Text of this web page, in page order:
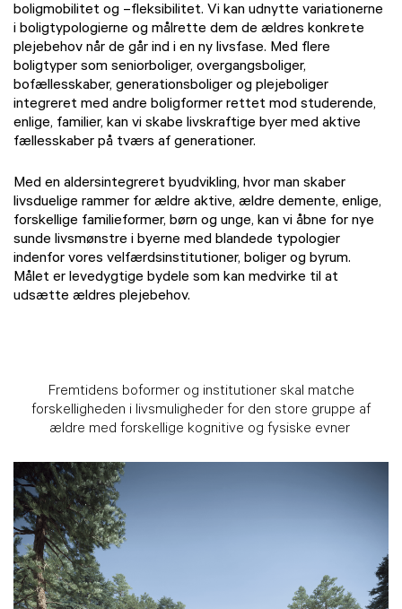
boligmobilitet og –fleksibilitet. Vi kan udnytte variationerne
i boligtypologierne og målrette dem de ældres konkrete
plejebehov når de går ind i en ny livsfase. Med flere
boligtyper som seniorboliger, overgangsboliger,
bofællesskaber, generationsboliger og plejeboliger
integreret med andre boligformer rettet mod studerende,
enlige, familier, kan vi skabe livskraftige byer med aktive
fællesskaber på tværs af generationer.
Med en aldersintegreret byudvikling, hvor man skaber
livsduelige rammer for ældre aktive, ældre demente, enlige,
forskellige familieformer, børn og unge, kan vi åbne for nye
sunde livsmønstre i byerne med blandede typologier
indenfor vores velfærdsinstitutioner, boliger og byrum.
Målet er levedygtige bydele som kan medvirke til at
udsætte ældres plejebehov.
Fremtidens boformer og institutioner skal matche
forskelligheden i livsmuligheder for den store gruppe af
ældre med forskellige kognitive og fysiske evner